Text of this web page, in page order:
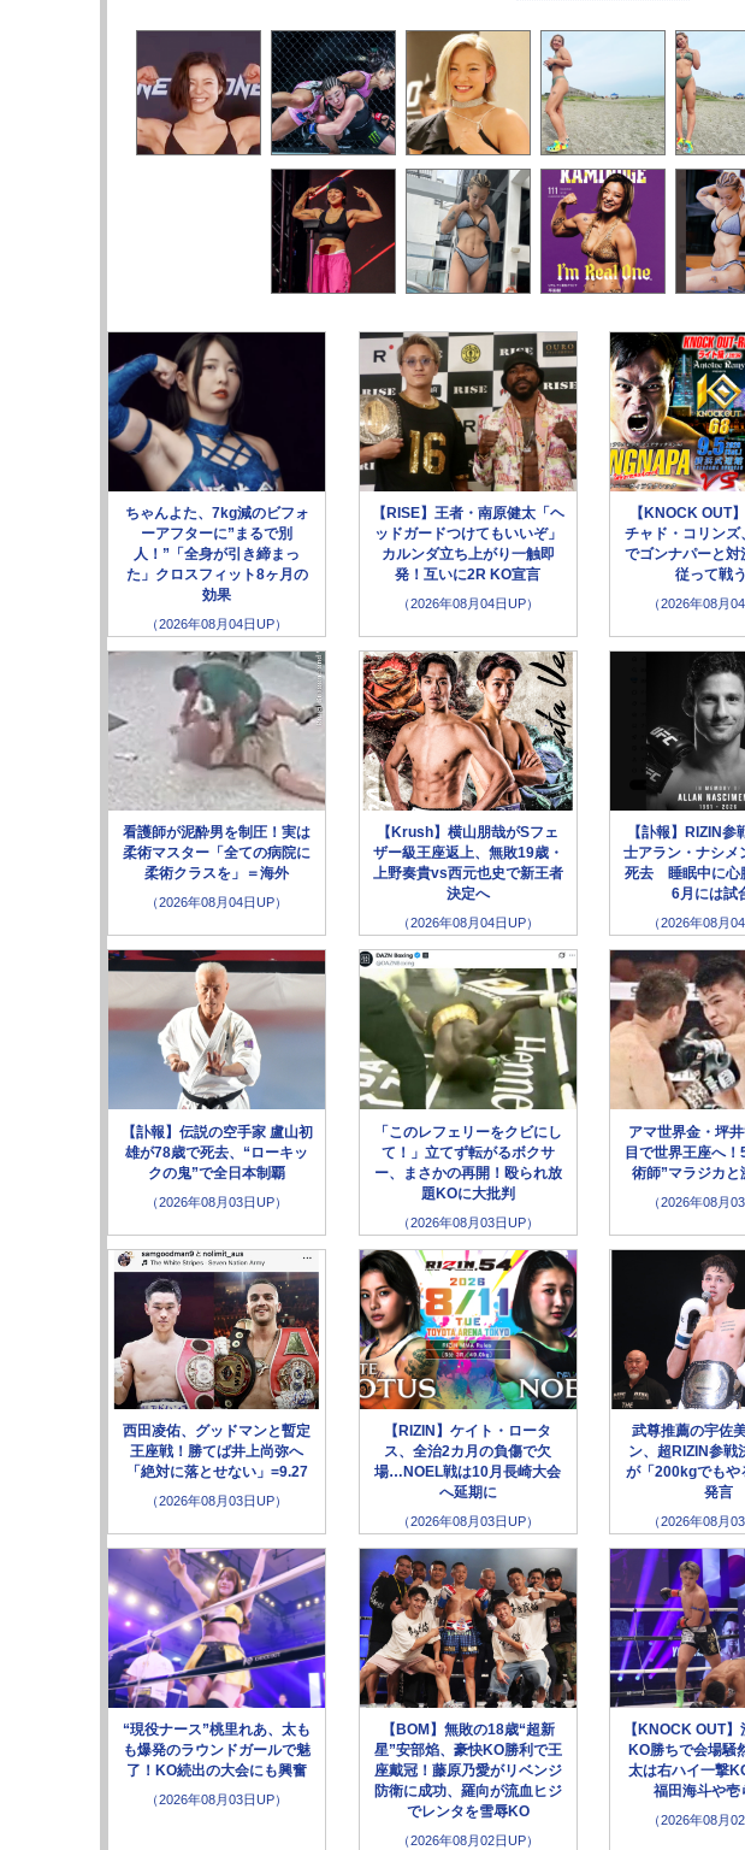
ちゃんよた、7kg減のビフォ
ーアフターに”まるで別
人！”「全身が引き締まっ
た」クロスフィット8ヶ月の
効果
（2026年08月04日UP）
【RISE】王者・南原健太「ヘ
ッドガードつけてもいいぞ」
カルンダ立ち上がり一触即
発！互いに2R KO宣言
（2026年08月04日UP）
【KNOCK OUT
チャド・コリンズ
でゴンナパーと対
従って戦う
（2026年08月
看護師が泥酔男を制圧！実は
柔術マスター「全ての病院に
柔術クラスを」＝海外
（2026年08月04日UP）
【Krush】横山朋哉がSフェ
ザー級王座返上、無敗19歳・
上野奏貴vs西元也史で新王者
決定へ
（2026年08月04日UP）
【訃報】RIZIN参
士アラン・ナシメ
死去 睡眠中に心
6月には試
（2026年08月
【訃報】伝説の空手家 盧山初
雄が78歳で死去、“ローキッ
クの鬼”で全日本制覇
（2026年08月03日UP）
「このレフェリーをクビにし
て！」立てず転がるボクサ
ー、まさかの再開！殴られ放
題KOに大批判
（2026年08月03日UP）
アマ世界金・坪
目で世界王座へ！
術師”マラジカと
（2026年08月
西田凌佑、グッドマンと暫定
王座戦！勝てば井上尚弥へ
「絶対に落とせない」=9.27
（2026年08月03日UP）
【RIZIN】ケイト・ロータ
ス、全治2カ月の負傷で欠
場…NOEL戦は10月長崎大会
へ延期に
（2026年08月03日UP）
武尊推薦の宇佐
ン、超RIZIN参戦
が「200kgでもや
発言
（2026年08月
“現役ナース”桃里れあ、太も
も爆発のラウンドガールで魅
了！KO続出の大会にも興奮
（2026年08月03日UP）
【BOM】無敗の18歳“超新
星”安部焰、豪快KO勝利で王
座戴冠！藤原乃愛がリベンジ
防衛に成功、羅向が流血ヒジ
でレンタを雪辱KO
（2026年08月02日UP）
【KNOCK OUT
KO勝ちで会場騒
太は右ハイ一撃
福田海斗や壱
（2026年08月